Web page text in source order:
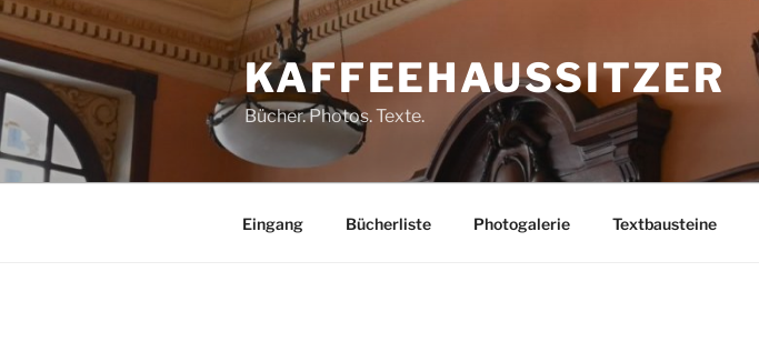
Zum
Inhalt
springen
KAFFEEHAUSSITZER
Bücher. Photos. Texte.
Eingang Bücherliste Photogalerie Textbausteine